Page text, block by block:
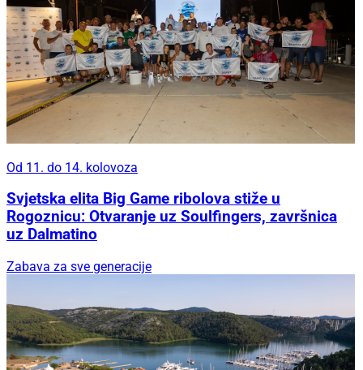
Od 11. do 14. kolovoza
Svjetska elita Big Game ribolova stiže u
Rogoznicu: Otvaranje uz Soulfingers, završnica
uz Dalmatino
Zabava za sve generacije